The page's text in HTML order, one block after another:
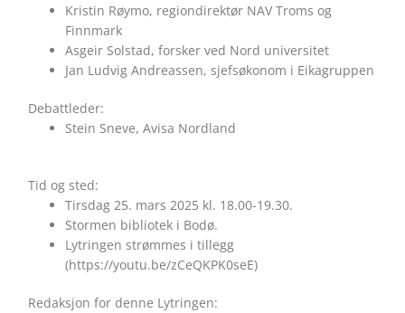
Kristin Røymo, regiondirektør NAV Troms og
Finnmark
Asgeir Solstad, forsker ved Nord universitet
Jan Ludvig Andreassen, sjefsøkonom i Eikagruppen
Debattleder:
Stein Sneve, Avisa Nordland
Tid og sted:
Tirsdag 25. mars 2025 kl. 18.00-19.30.
Stormen bibliotek i Bodø.
Lytringen strømmes i tillegg
(https://youtu.be/zCeQKPK0seE)
Redaksjon for denne Lytringen: